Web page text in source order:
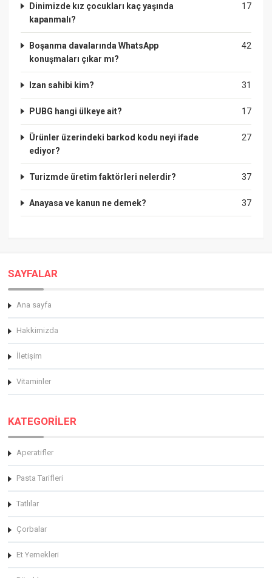
17
Dinimizde kız çocukları kaç yaşında
kapanmalı?
42
Boşanma davalarında WhatsApp
konuşmaları çıkar mı?
31
Izan sahibi kim?
17
PUBG hangi ülkeye ait?
27
Ürünler üzerindeki barkod kodu neyi ifade
ediyor?
37
Turizmde üretim faktörleri nelerdir?
37
Anayasa ve kanun ne demek?
SAYFALAR
Ana sayfa
Hakkimizda
İletişim
Vitaminler
KATEGORİLER
Aperatifler
Pasta Tarifleri
Tatlılar
Çorbalar
Et Yemekleri